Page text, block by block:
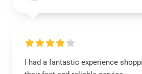
I had a fantastic experience